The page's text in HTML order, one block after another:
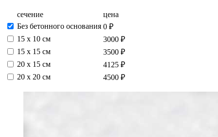
сечение
цена
Без бетонного основания 0 ₽
15 х 10 см
3000 ₽
15 x 15 см
3500 ₽
20 x 15 см
4125 ₽
20 x 20 см
4500 ₽